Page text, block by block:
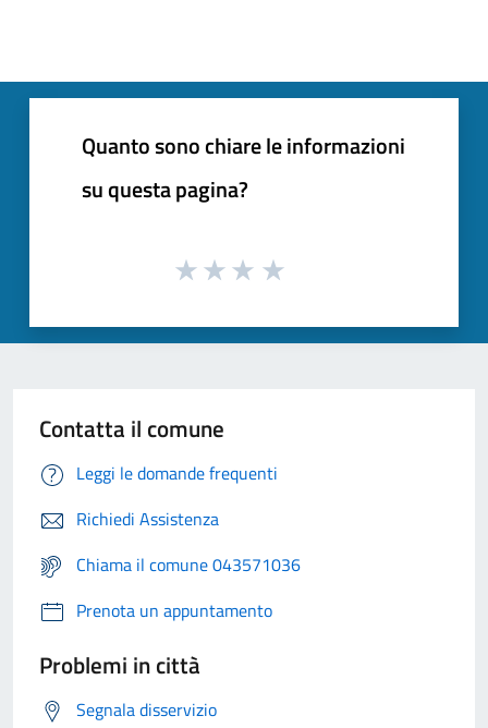
Quanto sono chiare le informazioni
su questa pagina?
Contatta il comune
Leggi le domande frequenti
Richiedi Assistenza
Chiama il comune 043571036
Prenota un appuntamento
Problemi in città
Segnala disservizio